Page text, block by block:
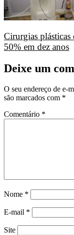
Cirurgias plásticas
50% em dez anos
Deixe um
O seu endereço de e-
são marcados com *
Comentário *
Nome *
E-mail *
Site